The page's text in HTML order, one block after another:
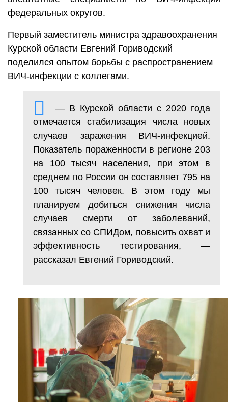
федеральных округов.
Первый заместитель министра здравоохранения
Курской области Евгений Гориводский
поделился опытом борьбы с распространением
ВИЧ-инфекции с коллегами.
— В Курской области с 2020 года
отмечается стабилизация числа новых
случаев заражения ВИЧ-инфекцией.
Показатель пораженности в регионе 203
на 100 тысяч населения, при этом в
среднем по России он составляет 795 на
100 тысяч человек. В этом году мы
планируем добиться снижения числа
случаев смерти от заболеваний,
связанных со СПИДом, повысить охват и
эффективность тестирования, —
рассказал Евгений Гориводский.